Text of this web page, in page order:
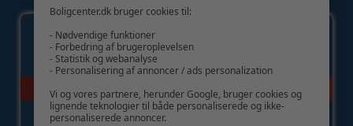
Boligcenter.dk bruger cookies til:
- Nødvendige funktioner
- Forbedring af brugeroplevelsen
- Statistik og webanalyse
- Personalisering af annoncer / ads personalization
Vi og vores partnere, herunder Google, bruger cookies og
lignende teknologier til både personaliserede og ikke-
personaliserede annoncer.